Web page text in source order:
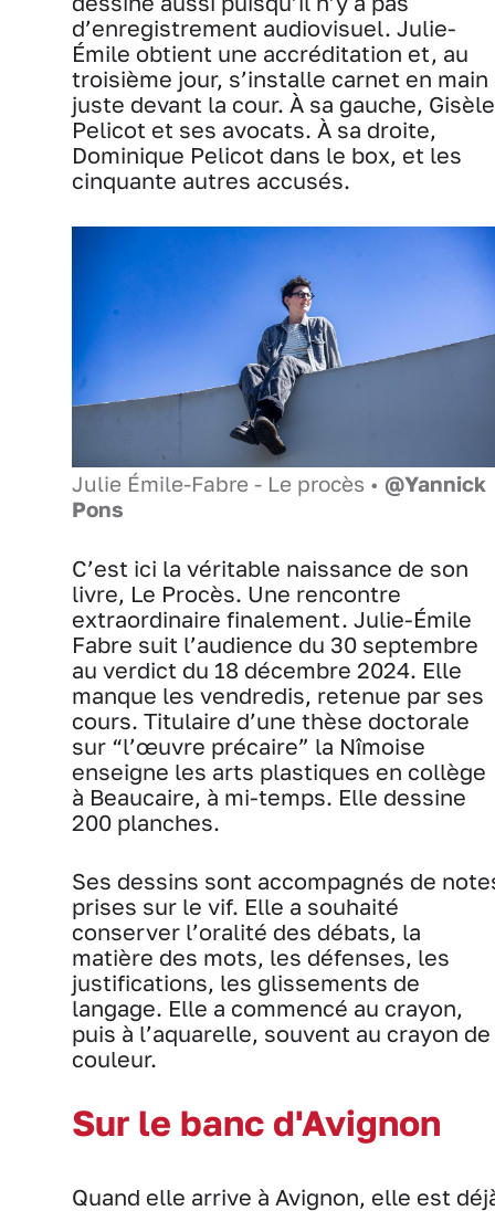
d’enregistrement audiovisuel. Julie-
Émile obtient une accréditation et, au
troisième jour, s’installe carnet en main
juste devant la cour. À sa gauche, Gisèle
Pelicot et ses avocats. À sa droite,
Dominique Pelicot dans le box, et les
cinquante autres accusés.
Julie Émile-Fabre - Le procès • @Yannick
Pons
C’est ici la véritable naissance de son
livre, Le Procès. Une rencontre
extraordinaire finalement. Julie-Émile
Fabre suit l’audience du 30 septembre
au verdict du 18 décembre 2024. Elle
manque les vendredis, retenue par ses
cours. Titulaire d’une thèse doctorale
sur “l’œuvre précaire” la Nîmoise
enseigne les arts plastiques en collège
à Beaucaire, à mi-temps. Elle dessine
200 planches.
Ses dessins sont accompagnés de
prises sur le vif. Elle a souhaité
conserver l’oralité des débats, la
matière des mots, les défenses, les
justifications, les glissements de
langage. Elle a commencé au crayon,
puis à l’aquarelle, souvent au crayon de
couleur.
Sur le banc d'Avignon
Quand elle arrive à Avignon, elle est